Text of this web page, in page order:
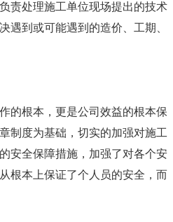
责处理施工单位现场提出的技术
遇到或可能遇到的造价、工期、
的根本，更是公司效益的根本保
制度为基础，切实的加强对施工
安全保障措施，加强了对各个安
根本上保证了个人员的安全，而